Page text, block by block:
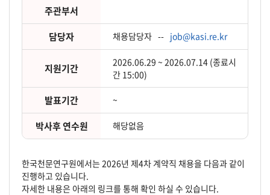
주관부서
담당자
채용담당자 -- job@kasi.re.kr
지원기간
2026.06.29 ~ 2026.07.14 (종료시
간 15:00)
발표기간 ~
박사후 연수원 해당없음
한국천문연구원에서는 2026년 제4차 계약직 채용을 다음과 같이
진행하고 있습니다.
자세한 내용은 아래의 링크를 통해 확인 하실 수 있습니다.